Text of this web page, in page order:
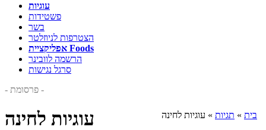
עוגיות
פשטידות
בשר
הצטרפות לניוזלטר
אפליקציית Foods
הרשמה לוובינר
סרגל נגישות
- פרסומת -
בית » תגיות » עוגיות לחינה עוגיות לחינה